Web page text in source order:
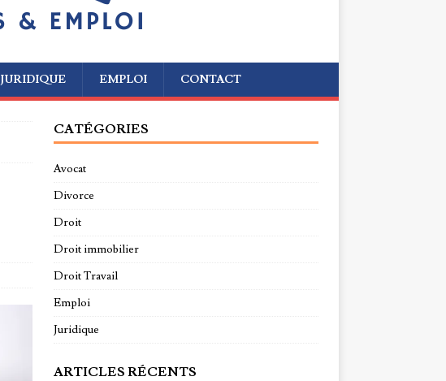
JURIDIQUE EMPLOI CONTACT
CATÉGORIES
Avocat
Divorce
Droit
Droit immobilier
Droit Travail
Emploi
Juridique
ARTICLES RÉCENTS